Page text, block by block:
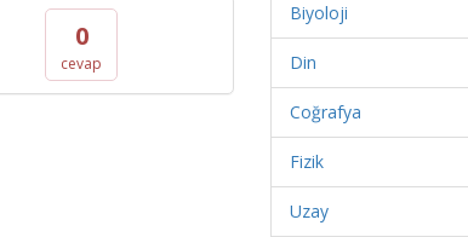
0
cevap
Biyoloji
Din
Coğrafya
Fizik
Uzay